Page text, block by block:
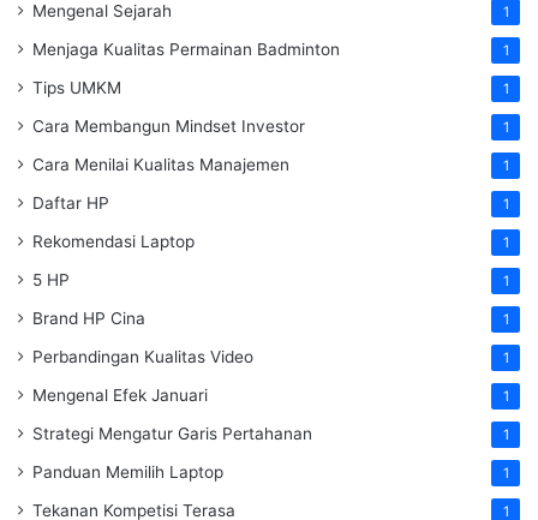
Mengenal Sejarah 1
Menjaga Kualitas Permainan Badminton 1
Tips UMKM 1
Cara Membangun Mindset Investor 1
Cara Menilai Kualitas Manajemen 1
Daftar HP 1
Rekomendasi Laptop 1
5 HP 1
Brand HP Cina 1
Perbandingan Kualitas Video 1
Mengenal Efek Januari 1
Strategi Mengatur Garis Pertahanan 1
Panduan Memilih Laptop 1
Tekanan Kompetisi Terasa 1